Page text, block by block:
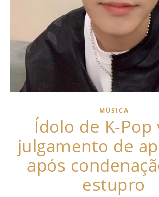
MÚSICA
Ídolo de K-Pop
julgamento de
após
estupro